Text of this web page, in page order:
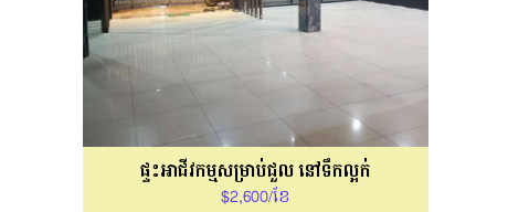
ផ្ទះអាជីវកម្មសម្រាប់ជួល នៅទឹកល្អក់
$2,600/ខែ